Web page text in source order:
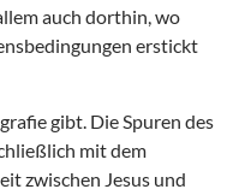
auch dorthin, wo
erstickt
gibt. Die Spuren des
mit dem
zwischen Jesus und